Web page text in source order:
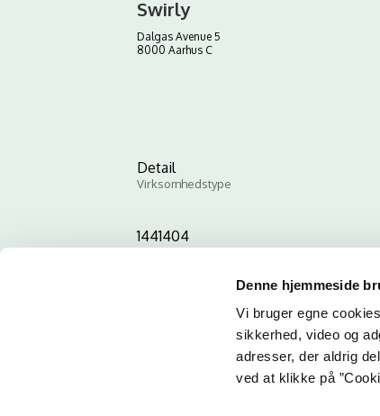
Denne hjemmeside
Vi bruger egne
sikkerhed, video og
adresser, der aldrig
ved at klikke på
Swirly
Dalgas Avenue 5
8000 Aarhus C
Detail
Virksomhedstype
1441404
ID-nummer